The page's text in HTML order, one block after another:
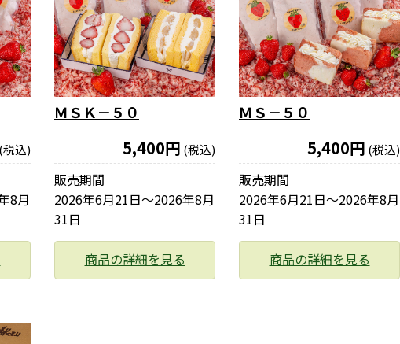
(税込)
8月
ＭＳＫ－５０
5,400円 (税込)
販売期間
2026年6月21日〜2026年8月
31日
商品の詳細を見る
ＭＳ－５０
5,400円 (税込)
販売期間
2026年6月21日〜2026年8月
31日
商品の詳細を見る